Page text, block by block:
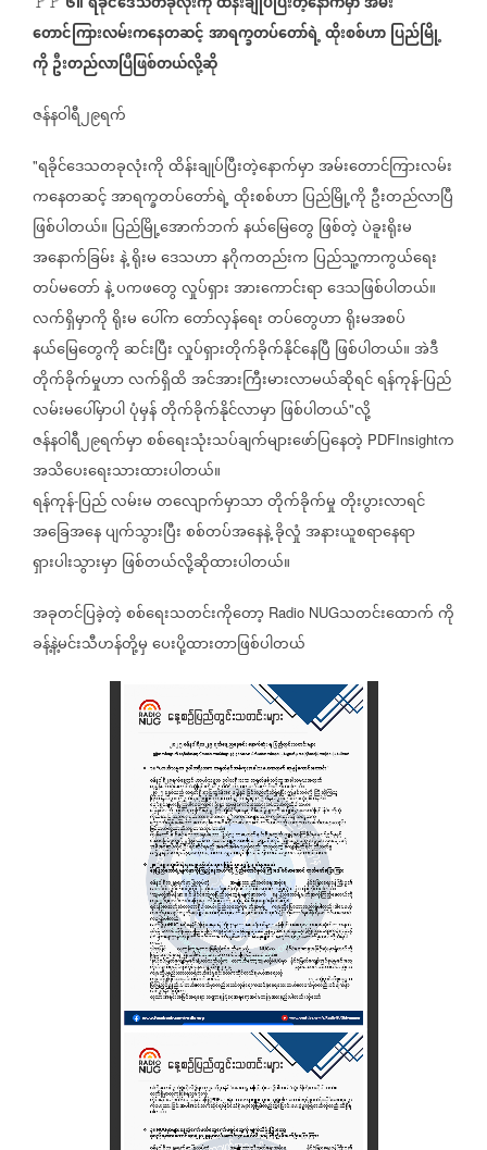
တောင်ကြားလမ်းကနေတဆင့်အာရက္ခတပ်တော်ရဲ့ထိုးစစ်ဟာပြည်မြို့
ကိုဦးတည်လာပြီဖြစ်တယ်လို့ဆို
ဇန်နဝါရီ၂၉ရက်
"ရခိုင်ဒေသတခုလုံးကိုထိန်းချုပ်ပြီးတဲ့နောက်မှာအမ်းတောင်ကြားလမ်း
ကနေတဆင့်အာရက္ခတပ်တော်ရဲ့ထိုးစစ်ဟာပြည်မြို့ကို ဦးတည်လာပြီ
ဖြစ်ပါတယ်။ ပြည်မြို့အောက်ဘက်နယ်မြေတွေ ဖြစ်တဲ့ပဲခူးရိုးမ
အနောက်ခြမ်းနဲ့ရိုးမဒေသဟာနဂိုကတည်းက ပြည်သူ့ကာကွယ်ရေး
တပ်မတော်နဲ့ပကဖတွေလှုပ်ရှားအားကောင်းရာဒေသဖြစ်ပါတယ်။
လက်ရှိမှာကိုရိုးမပေါ်ကတော်လှန်ရေးတပ်တွေဟာရိုးမအစပ်
နယ်မြေတွေကိုဆင်းပြီးလှုပ်ရှားတိုက်ခိုက်နိုင်နေပြီ ဖြစ်ပါတယ်။အဲဒီ
တိုက်ခိုက်မှုဟာလက်ရှိထိအင်အားကြီးမားလာမယ်ဆိုရင်ရန်ကုန်-ပြည်
လမ်းမပေါ်မှာပါပုံမှန်တိုက်ခိုက်နိုင်လာမှာဖြစ်ပါတယ်"လို့
ဇန်နဝါရီ၂၉ရက်မှာစစ်ရေးသုံးသပ်ချက်များဖော်ပြနေတဲ့ PDFInsightက
အသိပေးရေးသားထားပါတယ်။
ရန်ကုန်-ပြည်လမ်းမတလျောက်မှာသာတိုက်ခိုက်မှုတိုးပွားလာရင်
အခြေအနေပျက်သွားပြီးစစ်တပ်အနေနဲ့ခိုလှုံအနားယူစရာနေရာ
ရှားပါးသွားမှာဖြစ်တယ်လို့ဆိုထားပါတယ်။
အခုတင်ပြခဲ့တဲ့စစ်ရေးသတင်း‌ကိုတော့ Radio NUGသတင်းထောက်ကို
ခန့်နဲ့မင်းသီဟန်တို့မှပေးပို့ထားတာဖြစ်ပါတယ်